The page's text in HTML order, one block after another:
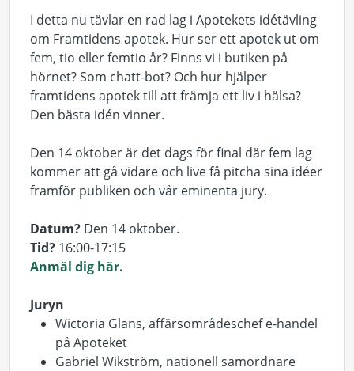
I detta nu tävlar en rad lag i Apotekets idétävling
om Framtidens apotek. Hur ser ett apotek ut om
fem, tio eller femtio år? Finns vi i butiken på
hörnet? Som chatt-bot? Och hur hjälper
framtidens apotek till att främja ett liv i hälsa?
Den bästa idén vinner.
Den 14 oktober är det dags för final där fem lag
kommer att gå vidare och live få pitcha sina idéer
framför publiken och vår eminenta jury.
Datum? Den 14 oktober.
Tid? 16:00-17:15
Anmäl dig här.
Juryn
Wictoria Glans, affärsområdeschef e-handel
på Apoteket
Gabriel Wikström, nationell samordnare